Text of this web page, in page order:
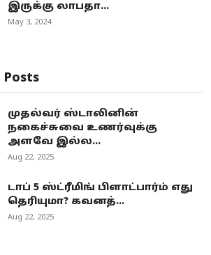
இருக்கு லாபதா...
May 3, 2024
Posts
முதல்வர் ஸ்டாலினின்
நகைச்சுவை உணர்வுக்கு
அளவே இல்ல...
Aug 22, 2025
டாப் 5 ஸ்ட்ரீமிங் பிளாட்பார்ம் எது
தெரியுமா? கவனத்...
Aug 22, 2025